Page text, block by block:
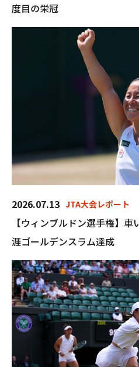
度目の栄冠
2026.07.13 JTA大会レポート
【ウィンブルドン選手権】
涯ゴールデンスラム達成